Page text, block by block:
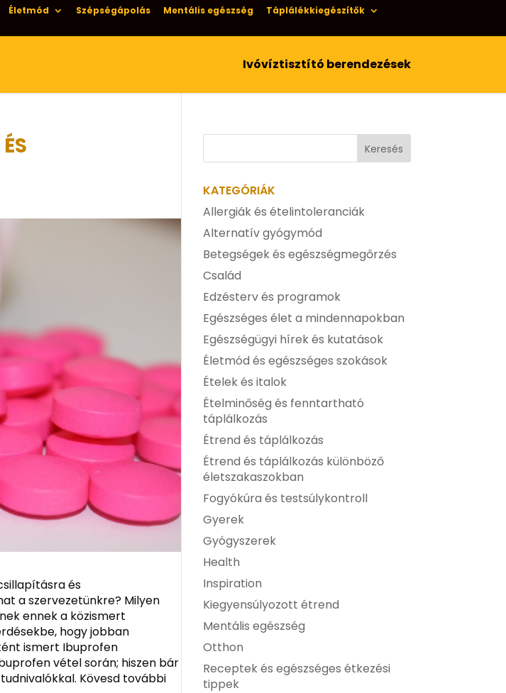
Életmód Szépségápolás Mentális egészség
Táplálékkiegészítők
Ivóvíztisztító berendezések
és
a szervezetünkre? Milyen
ennek a közismert
hogy jobban
ismert Ibuprofen
vétel során; hiszen bár
Kövesd további
KATEGÓRIÁK
Allergiák és ételintoleranciák
Alternatív gyógymód
Betegségek és egészségmegőrzés
Család
Edzésterv és programok
Egészséges élet a mindennapokban
Egészségügyi hírek és kutatások
Életmód és egészséges szokások
Ételek és italok
Ételminőség és fenntartható
táplálkozás
Étrend és táplálkozás
Étrend és táplálkozás különböző
életszakaszokban
Fogyókúra és testsúlykontroll
Gyerek
Gyógyszerek
Health
Inspiration
Kiegyensúlyozott étrend
Mentális egészség
Otthon
Receptek és egészséges étkezési
tippek